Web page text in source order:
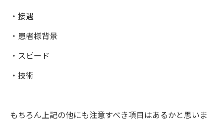
・接遇
・患者様背景
・スピード
・技術
もちろん上記の他にも注意すべき項目はあるかと思いま